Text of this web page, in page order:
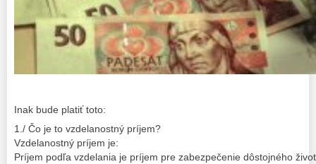
Inak bude platiť toto:
1./ Čo je to vzdelanostný príjem?
Vzdelanostný príjem je:
Príjem podľa vzdelania je príjem pre zabezpečenie dôstojného